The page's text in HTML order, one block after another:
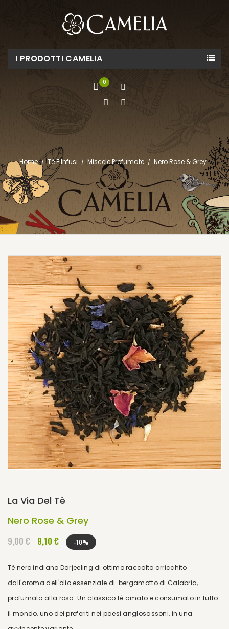
I PRODOTTI CAMELIA
0
Home Tè E Infusi Miscele Profumate Nero Rose & Grey
Prezzo scontato
La Via Del Tè
Nero Rose & Grey
9,00 € 8,10 € -10%
Tè nero indiano Darjeeling di ottimo raccolto arricchito
dall'aroma dell'olio essenziale di bergamotto di Calabria,
profumato alla rosa. Un classico tè amato e consumato in tutto
il mondo, uno dei preferiti nei paesi anglosassoni, in una